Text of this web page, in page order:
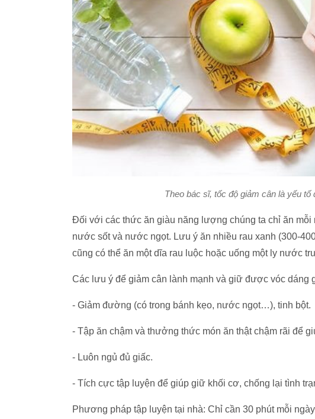
Theo bác sĩ, tốc độ giảm cân là yếu
Đối với các thức ăn giàu năng lượng chúng ta chỉ ăn
nước sốt và nước ngọt. Lưu ý ăn nhiều rau xanh (300-
cũng có thể ăn một dĩa rau luộc hoặc uống một ly nước
Các lưu ý để giảm cân lành mạnh và giữ được vóc dáng
- Giảm đường (có trong bánh kẹo, nước ngọt…), tinh bột.
- Tập ăn chậm và thưởng thức món ăn thật chậm rãi để
- Luôn ngủ đủ giấc.
- Tích cực tập luyện để giúp giữ khối cơ, chống lại tình
Phương pháp tập luyện tại nhà: Chỉ cần 30 phút mỗi